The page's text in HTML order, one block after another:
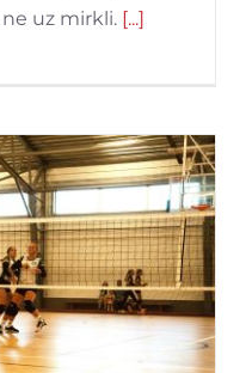
uz mirkli. [...]